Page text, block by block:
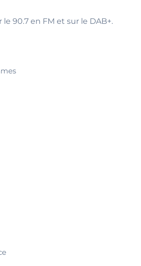
90.7 en FM et sur le DAB+.